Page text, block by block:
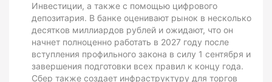
Инвестиции, а также с помощью цифрового
депозитария. В банке оценивают рынок в несколько
десятков миллиардов рублей и ожидают, что он
начнет полноценно работать в 2027 году после
вступления профильного закона в силу 1 сентября и
завершения подготовки всех правил к концу года.
Сбер также создает инфраструктуру для торгов